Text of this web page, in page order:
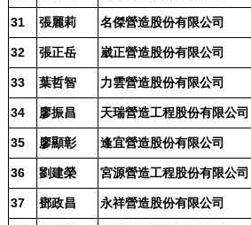
31 張麗莉 名傑營造股份有限公司
32 張正岳 崴正營造股份有限公司
33 葉哲智 力雲營造股份有限公司
34 廖振昌 天瑞營造工程股份有限公司
35 廖顯彰 逢宜營造股份有限公司
36 劉建榮 宮源營造工程股份有限公司
37 鄧政昌 永祥營造股份有限公司